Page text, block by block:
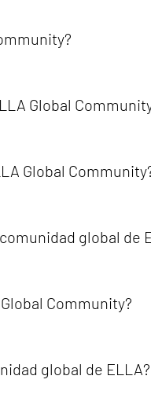
espacios donde las
festivales, eventos,
Global
crear plataformas
de la
Global
las mujeres queer y
global de
unidos, respetar las
Community?
pudieran ser
mujeres queer y a las
global de ELLA?